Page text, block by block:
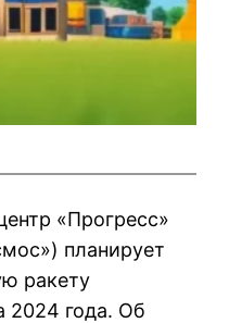
«Прогресс»
планирует
ракету
2024 года. Об